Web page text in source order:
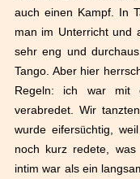
auch einen Kampf. In
man im Unterricht und
sehr eng und
Tango. Aber hier
Regeln: ich war mit
verabredet. Wir
wurde eifersüchtig,
noch kurz redete,
intim war als ein